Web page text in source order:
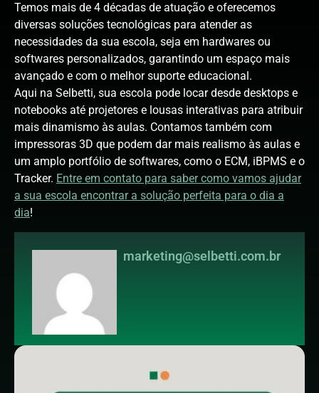
Temos mais de 4 décadas de atuação e oferecemos
diversas soluções tecnológicas para atender as
necessidades da sua escola, seja em hardwares ou
softwares personalizados, garantindo um espaço mais
avançado e com o melhor suporte educacional.
Aqui na Selbetti, sua escola pode locar desde desktops e
notebooks até projetores e lousas interativas para atribuir
mais dinamismo às aulas. Contamos também com
impressoras 3D que podem dar mais realismo às aulas e
um amplo portfólio de softwares, como o ECM, iBPMS e o
Tracker. Entre em contato para saber como vamos ajudar
a sua escola encontrar a solução perfeita para o dia a
dia!
marketing@selbetti.com.br